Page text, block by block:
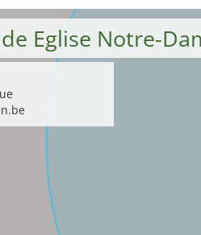
Eglise Notre-